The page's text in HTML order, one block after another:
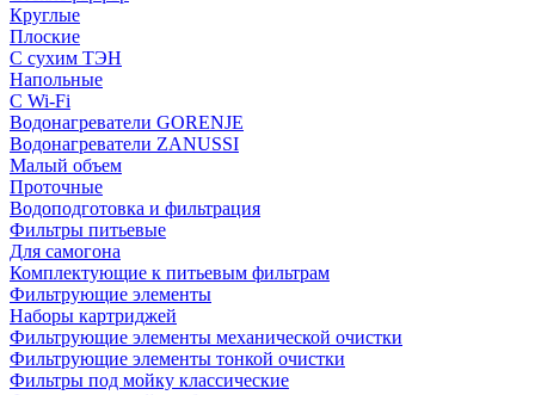
Круглые
Плоские
С сухим ТЭН
Напольные
С Wi-Fi
Водонагреватели GORENJE
Водонагреватели ZANUSSI
Малый объем
Проточные
Водоподготовка и фильтрация
Фильтры питьевые
Для самогона
Комплектующие к питьевым фильтрам
Фильтрующие элементы
Наборы картриджей
Фильтрующие элементы механической очистки
Фильтрующие элементы тонкой очистки
Фильтры под мойку классические